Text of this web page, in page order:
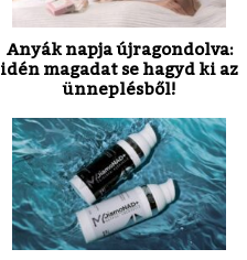
Anyák napja újragondolva:
idén magadat se hagyd ki az
ünneplésből!